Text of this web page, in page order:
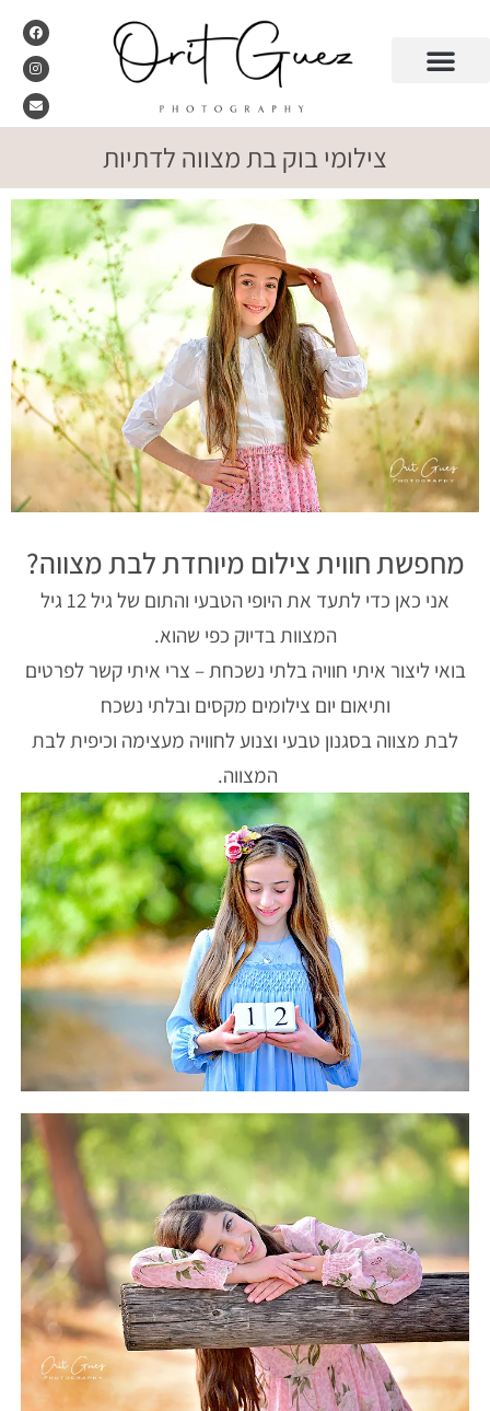
צילומי בוק בת מצווה לדתיות
מחפשת חווית צילום מיוחדת לבת מצווה?
אני כאן כדי לתעד את היופי הטבעי והתום של גיל 12 גיל
המצוות בדיוק כפי שהוא.
בואי ליצור איתי חוויה בלתי נשכחת – צרי איתי קשר לפרטים
ותיאום יום צילומים מקסים ובלתי נשכח
לבת מצווה בסגנון טבעי וצנוע לחוויה מעצימה וכיפית לבת
המצווה.